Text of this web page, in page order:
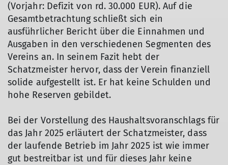
(Vorjahr: Defizit von rd. 30.000 EUR). Auf die
Gesamtbetrachtung schließt sich ein
ausführlicher Bericht über die Einnahmen und
Ausgaben in den verschiedenen Segmenten des
Vereins an. In seinem Fazit hebt der
Schatzmeister hervor, dass der Verein finanziell
solide aufgestellt ist. Er hat keine Schulden und
hohe Reserven gebildet.
Bei der Vorstellung des Haushaltsvoranschlags für
das Jahr 2025 erläutert der Schatzmeister, dass
der laufende Betrieb im Jahr 2025 ist wie immer
gut bestreitbar ist und für dieses Jahr keine